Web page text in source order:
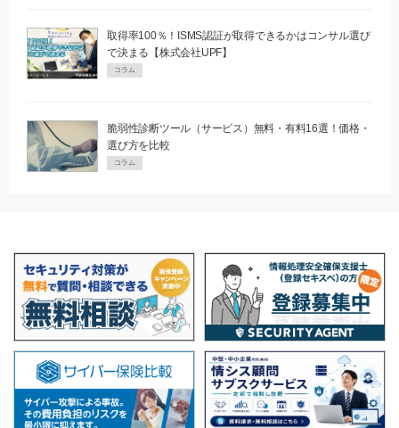
取得率100％！ISMS認証が取得できるかはコンサル選び
で決まる【株式会社UPF】
コラム
脆弱性診断ツール（サービス）無料・有料16選！価格・
選び方を比較
コラム